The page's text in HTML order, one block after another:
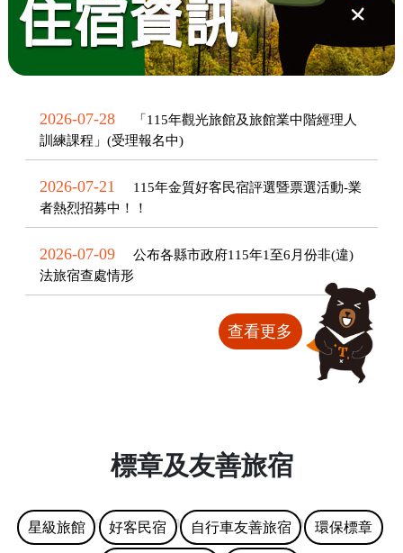
2026-07-28
「115年觀光旅館及旅館業中階經理人
訓練課程」(受理報名中)
2026-07-21
115年金質好客民宿評選暨票選活動-業
者熱烈招募中！！
2026-07-09
公布各縣市政府115年1至6月份非(違)
法旅宿查處情形
查看更多
標章及友善旅宿
星級旅館 好客民宿 自行車友善旅宿 環保標章